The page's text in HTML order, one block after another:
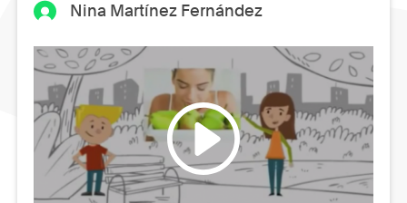
Nina Martínez Fernández